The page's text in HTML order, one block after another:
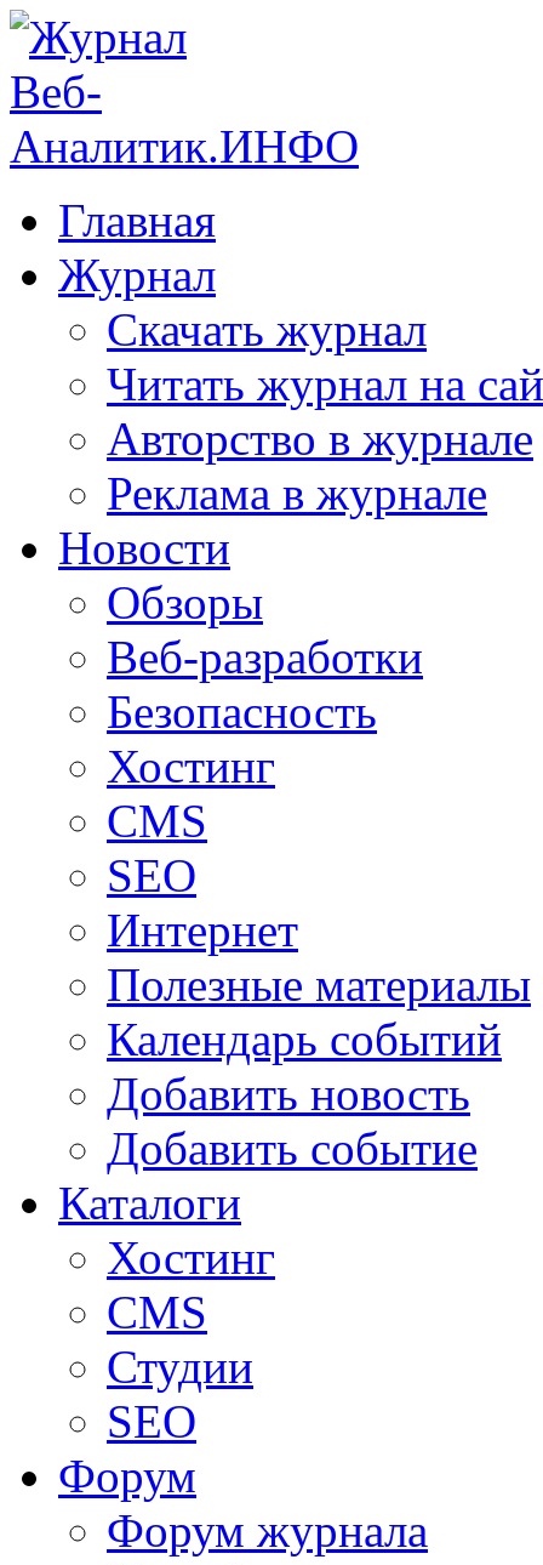
Главная
Журнал
Скачать журнал
Читать журнал на
Авторство в журнале
Реклама в журнале
Новости
Обзоры
Веб-разработки
Безопасность
Хостинг
CMS
SEO
Интернет
Полезные материалы
Календарь событий
Добавить новость
Добавить событие
Каталоги
Хостинг
CMS
Студии
SEO
Форум
Форум журнала